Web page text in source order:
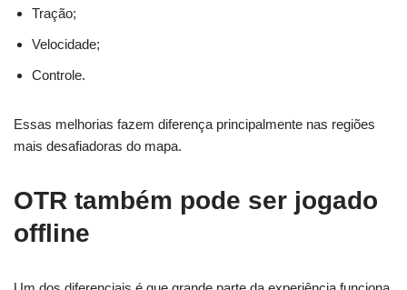
Tração;
Velocidade;
Controle.
Essas melhorias fazem diferença principalmente nas regiões
mais desafiadoras do mapa.
OTR também pode ser jogado
offline